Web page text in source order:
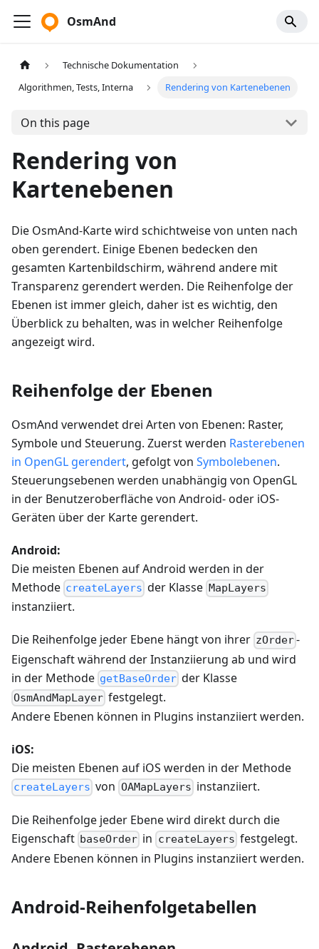
OsmAnd
Technische Dokumentation
Algorithmen, Tests, Interna
Rendering von Kartenebenen
On this page
Rendering von
Kartenebenen
Die OsmAnd-Karte wird schichtweise von unten nach
oben gerendert. Einige Ebenen bedecken den
gesamten Kartenbildschirm, während andere mit
Transparenz gerendert werden. Die Reihenfolge der
Ebenen ist immer gleich, daher ist es wichtig, den
Überblick zu behalten, was in welcher Reihenfolge
angezeigt wird.
Reihenfolge der Ebenen
OsmAnd verwendet drei Arten von Ebenen: Raster,
Symbole und Steuerung. Zuerst werden Rasterebenen
in OpenGL gerendert, gefolgt von Symbolebenen.
Steuerungsebenen werden unabhängig von OpenGL
in der Benutzeroberfläche von Android- oder iOS-
Geräten über der Karte gerendert.
Android:
Die meisten Ebenen auf Android werden in der
Methode createLayers der Klasse MapLayers
instanziiert.
Die Reihenfolge jeder Ebene hängt von ihrer zOrder-
Eigenschaft während der Instanziierung ab und wird
in der Methode getBaseOrder der Klasse
OsmAndMapLayer festgelegt.
Andere Ebenen können in Plugins instanziiert werden.
iOS:
Die meisten Ebenen auf iOS werden in der Methode
createLayers von OAMapLayers instanziiert.
Die Reihenfolge jeder Ebene wird direkt durch die
Eigenschaft baseOrder in createLayers festgelegt.
Andere Ebenen können in Plugins instanziiert werden.
Android-Reihenfolgetabellen